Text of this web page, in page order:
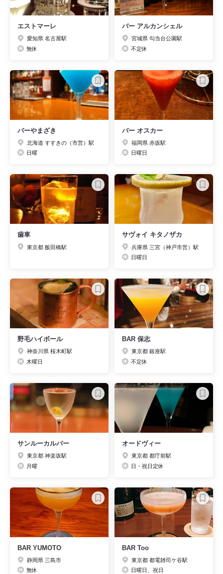
エストマーレ
愛知県 名古屋駅
無休
バー アルカンシェル
宮城県 勾当台公園駅
不定休
バーやまざき
北海道 すすきの（市営）駅
日曜
バー オスカー
福岡県 赤坂駅
日曜日
歯車
東京都 飯田橋駅
サヴォイ キタノザカ
兵庫県 三宮（神戸市営）駅
日曜日
野毛ハイボール
神奈川県 桜木町駅
木曜日
BAR 保志
東京都 銀座駅
不定休
サンルーカルバー
東京都 神楽坂駅
月曜
オードヴィー
東京都 都庁前駅
日・祝日定休
BAR YUMOTO
静岡県 三島市
無休
BAR Too
東京都 都電雑司ケ谷駅
日曜日、祝日